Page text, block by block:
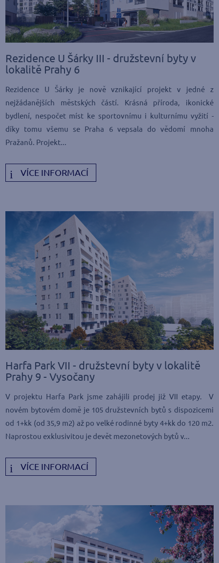
Rezidence U Šárky III - družstevní byty v
lokalitě Prahy 6
Rezidence U Šárky je nově vznikající projekt v jedné z
nejžádanějších městských částí. Krásná příroda, ikonické
bydlení, nespočet míst ke sportovnímu i kulturnímu vyžití -
díky tomu všemu se Praha 6 vepsala do vědomí mnoha
Pražanů. Projekt...
VÍCE INFORMACÍ
Harfa Park VII - družstevní byty v lokalitě
Prahy 9 - Vysočany
V projektu Harfa Park jsme zahájili prodej již VII etapy. V
novém bytovém domě je 105 družstevních bytů s dispozicemi
od 1+kk (od 35,9 m2) až po velké rodinné byty 4+kk do 120 m2.
Naprostou exklusivitou je devět mezonetových bytů v...
VÍCE INFORMACÍ